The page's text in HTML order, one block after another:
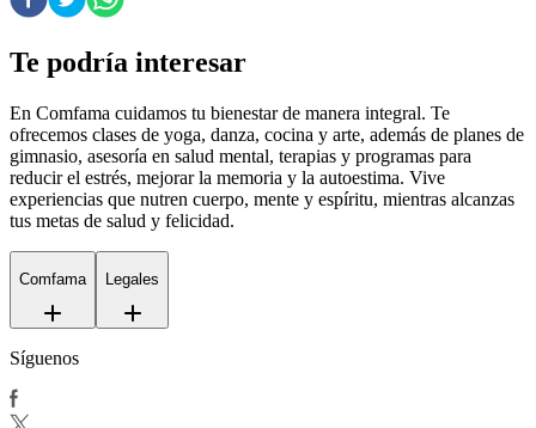
Te podría interesar
En Comfama cuidamos tu bienestar de manera integral. Te
ofrecemos clases de yoga, danza, cocina y arte, además de planes de
gimnasio, asesoría en salud mental, terapias y programas para
reducir el estrés, mejorar la memoria y la autoestima. Vive
experiencias que nutren cuerpo, mente y espíritu, mientras alcanzas
tus metas de salud y felicidad.
Comfama Legales
Síguenos